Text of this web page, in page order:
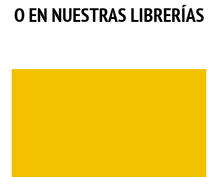
O EN NUESTRAS LIBRERÍAS